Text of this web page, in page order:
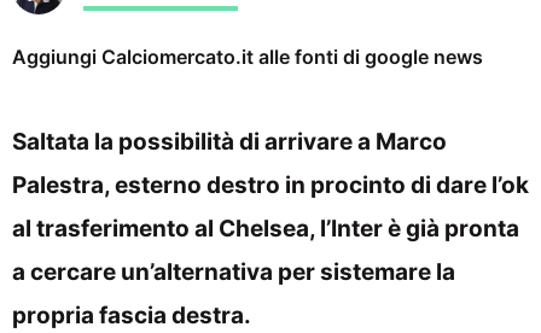
Aggiungi Calciomercato.it alle fonti di google news
Saltata la possibilità di arrivare a Marco
Palestra, esterno destro in procinto di dare l’ok
al trasferimento al Chelsea, l’Inter è già pronta
a cercare un’alternativa per sistemare la
propria fascia destra.